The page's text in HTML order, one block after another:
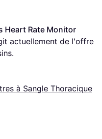
Heart Rate Monitor
actuellement de l'offre
à Sangle Thoracique